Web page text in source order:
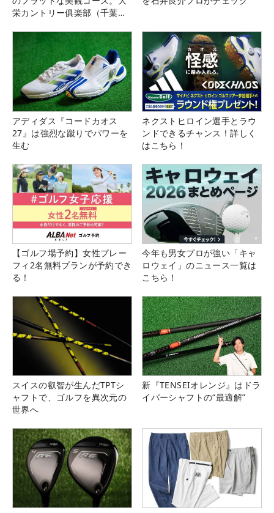
栄カントリー俱楽部（千葉
アディダス『コードカオス
27』は強烈な蹴りでパワーを
生む
ネクストヒロイン選手とラウ
ンドできるチャンス！詳しく
はこちら！
【ゴルフ場予約】女性プレー
フィ2名無料プランが予約でき
る！
今年も男女プロが強い「キャ
ロウェイ」のニュース一覧は
こちら！
スイスの叡智が生んだTPTシ
ャフトで、ゴルフを異次元の
世界へ
新『TENSEIオレンジ』はドラ
イバーシャフトの“最適解”